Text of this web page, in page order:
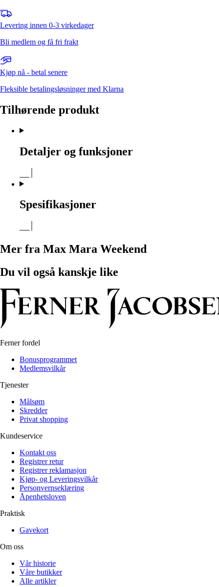
Levering innen 0-3 virkedager
Bli medlem og få fri frakt
Kjøp nå - betal senere
Fleksible betalingsløsninger med Klarna
Tilhørende produkt
Detaljer og funksjoner
Spesifikasjoner
Mer fra Max Mara Weekend
Du vil også kanskje like
Ferner fordel
Bonusprogrammet
Medlemsvilkår
Tjenester
Målsøm
Skredder
Privat shopping
Kundeservice
Kontakt oss
Registrer retur
Registrer reklamasjon
Kjøp- og Leveringsvilkår
Personvernseklæring
Åpenhetsloven
Praktisk
Gavekort
Om oss
Vår historie
Våre butikker
Alle artikler